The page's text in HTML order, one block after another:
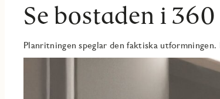
Bostaden erbjuder tre sovrum i varierande
passar utmärkt som barnrum, gästrum eller
Detta är ett hem som erbjuder det lilla extra –
gavelläge. Perfekt för dig som söker ett modernt
Se bostaden i
Planritningen speglar den faktiska